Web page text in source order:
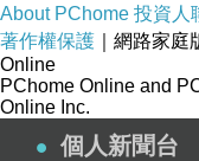
About PChome 投資人
著作權保護 ｜網路家
Online
PChome Online and
Online Inc.
個人新聞台